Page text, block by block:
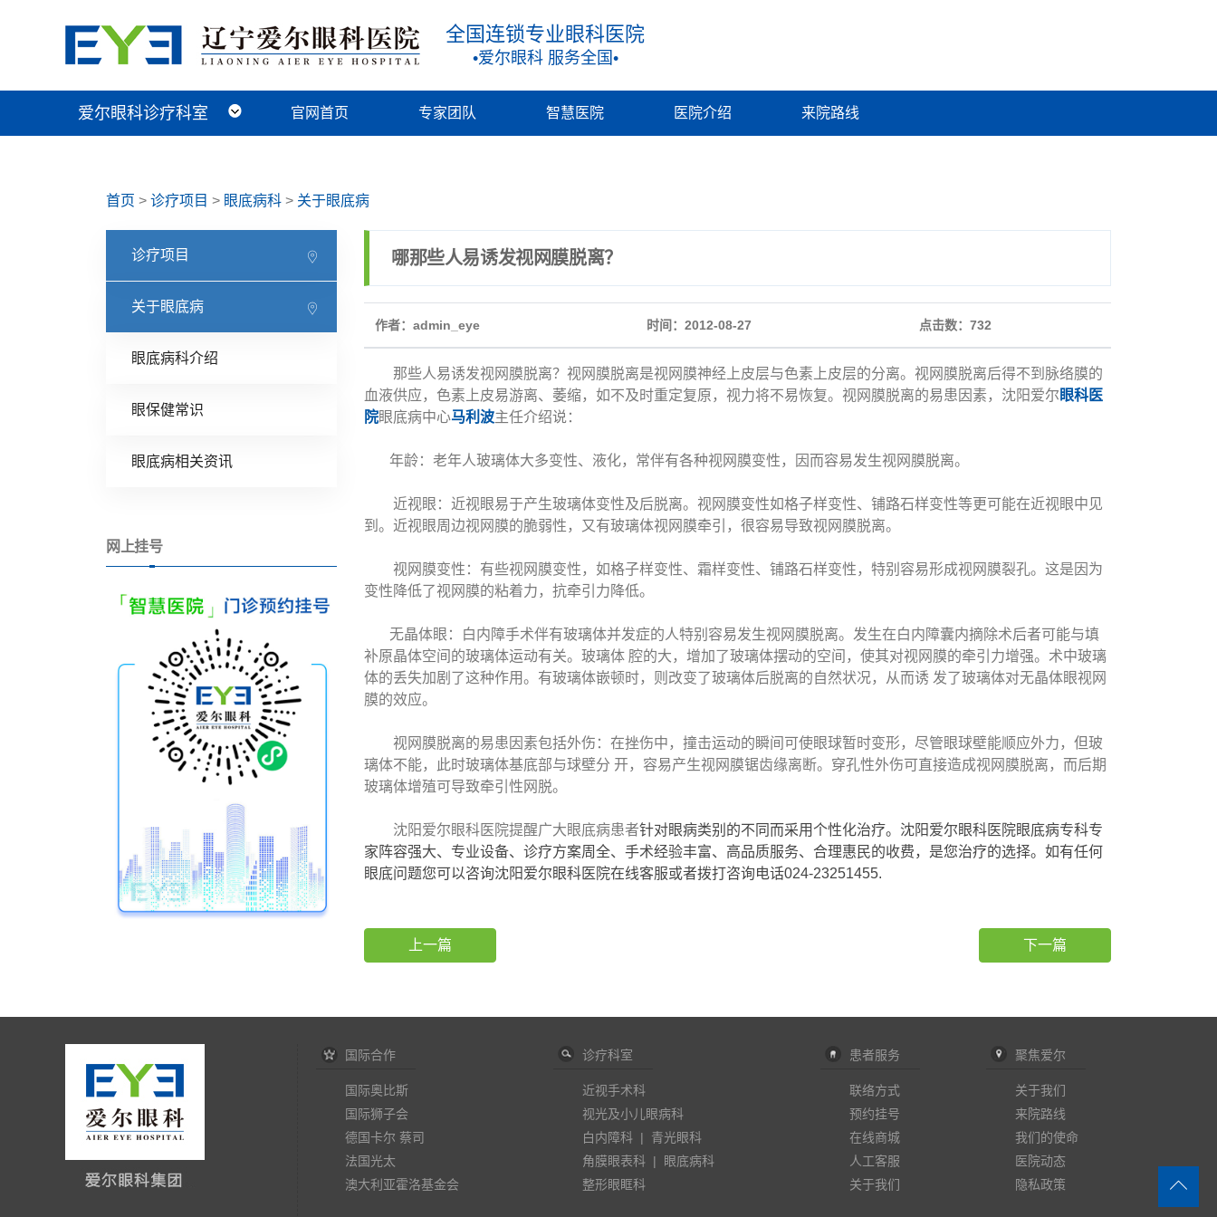
全国连锁专业眼科医院
•爱尔眼科 服务全国•
爱尔眼科诊疗科室
近视手术科
视光及小儿眼病科
白内障科
青光眼科
角膜眼表科
整形眼眶科
眼底病科
中医眼科 官网首页 专家团队 智慧医院 医院介绍 来院路线
首页 > 诊疗项目 > 眼底病科 > 关于眼底病
诊疗项目
关于眼底病
眼底病科介绍
眼保健常识
眼底病相关资讯
网上挂号
哪那些人易诱发视网膜脱离？
作者：admin_eye 时间：2012-08-27 点击数： 732
那些人易诱发视网膜脱离？视网膜脱离是视网膜神经上皮层与色素上皮层的分离。视网膜脱离后得不到脉络膜的
血液供应，色素上皮易游离、萎缩，如不及时重定复原，视力将不易恢复。视网膜脱离的易患因素，沈阳爱尔眼科医
院眼底病中心马利波主任介绍说：
年龄：老年人玻璃体大多变性、液化，常伴有各种视网膜变性，因而容易发生视网膜脱离。
近视眼：近视眼易于产生玻璃体变性及后脱离。视网膜变性如格子样变性、铺路石样变性等更可能在近视眼中见
到。近视眼周边视网膜的脆弱性，又有玻璃体视网膜牵引，很容易导致视网膜脱离。
视网膜变性：有些视网膜变性，如格子样变性、霜样变性、铺路石样变性，特别容易形成视网膜裂孔。这是因为
变性降低了视网膜的粘着力，抗牵引力降低。
无晶体眼：白内障手术伴有玻璃体并发症的人特别容易发生视网膜脱离。发生在白内障囊内摘除术后者可能与填
补原晶体空间的玻璃体运动有关。玻璃体 腔的大，增加了玻璃体摆动的空间，使其对视网膜的牵引力增强。术中玻璃
体的丢失加剧了这种作用。有玻璃体嵌顿时，则改变了玻璃体后脱离的自然状况，从而诱 发了玻璃体对无晶体眼视网
膜的效应。
视网膜脱离的易患因素包括外伤：在挫伤中，撞击运动的瞬间可使眼球暂时变形，尽管眼球壁能顺应外力，但玻
璃体不能，此时玻璃体基底部与球壁分 开，容易产生视网膜锯齿缘离断。穿孔性外伤可直接造成视网膜脱离，而后期
玻璃体增殖可导致牵引性网脱。
沈阳爱尔眼科医院提醒广大眼底病患者针对眼病类别的不同而采用个性化治疗。沈阳爱尔眼科医院眼底病专科专
家阵容强大、专业设备、诊疗方案周全、手术经验丰富、高品质服务、合理惠民的收费，是您治疗的选择。如有任何
眼底问题您可以咨询沈阳爱尔眼科医院在线客服或者拨打咨询电话024-23251455.
上一篇 下一篇
国际合作
国际奥比斯
国际狮子会
德国卡尔 蔡司
法国光太
澳大利亚霍洛基金会
诊疗科室
近视手术科
视光及小儿眼病科
白内障科 | 青光眼科
角膜眼表科 |
眼底病科
整形眼眶科
患者服务
联络方式
预约挂号
在线商城
人工客服
关于我们
聚焦爱尔
关于我们
来院路线
我们的使命
医院动态
隐私政策